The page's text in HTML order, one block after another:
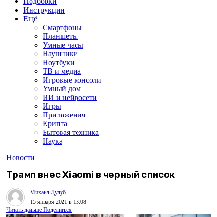
Инструкции
Ещё
Смартфоны
Планшеты
Умные часы
Наушники
Ноутбуки
ТВ и медиа
Игровые консоли
Умный дом
ИИ и нейросети
Игры
Приложения
Крипта
Бытовая техника
Наука
Новости
Трамп внес Xiaomi в черный список
Михаил Дулуб
15 января 2021 в 13:08
Читать дальше Поделиться